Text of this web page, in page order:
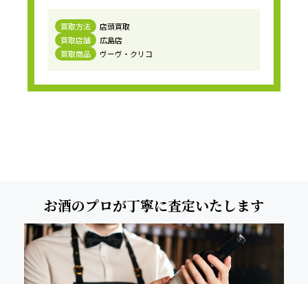
買取方法
店頭買取
買取店舗
広島店
買取商品
ヴーヴ・クリコ
お酒のプロが丁寧に査定いたします